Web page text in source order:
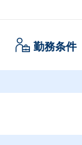
勤務条件